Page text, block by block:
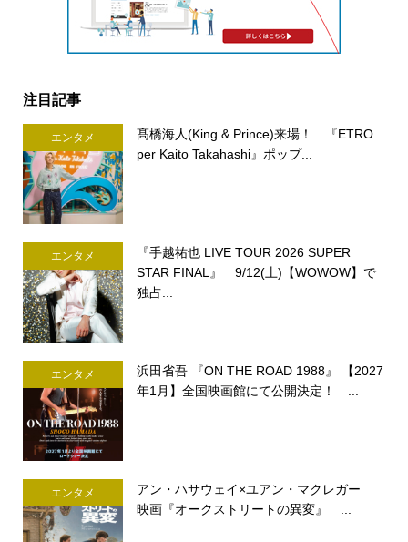
注目記事
エンタメ
髙橋海人(King & Prince)来場！ 『ETRO
per Kaito Takahashi』ポップ...
エンタメ
『手越祐也 LIVE TOUR 2026 SUPER
STAR FINAL』 9/12(土)【WOWOW】で
独占...
エンタメ
浜田省吾 『ON THE ROAD 1988』 【2027
年1月】全国映画館にて公開決定！ ...
エンタメ
アン・ハサウェイ×ユアン・マクレガー
映画『オークストリートの異変』 ...